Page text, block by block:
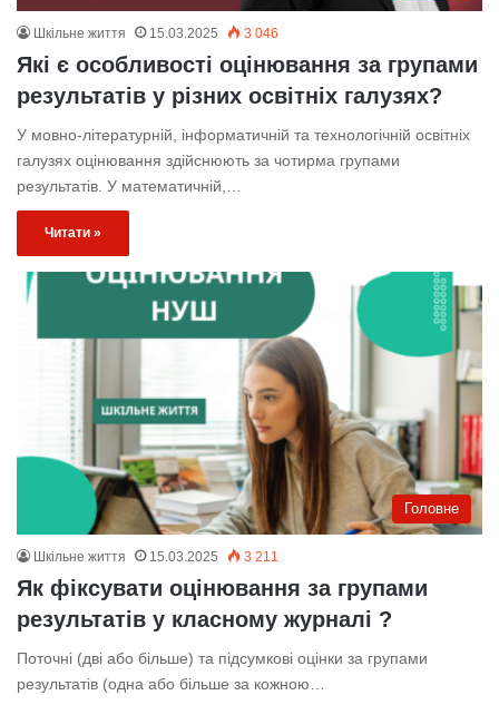
Шкільне життя 15.03.2025 3 046
Які є особливості оцінювання за групами
результатів у різних освітніх галузях?
У мовно-літературній, інформатичній та технологічній освітніх
галузях оцінювання здійснюють за чотирма групами
результатів. У математичній,…
Читати »
Головне
Шкільне життя 15.03.2025 3 211
Як фіксувати оцінювання за групами
результатів у класному журналі ?
Поточні (дві або більше) та підсумкові оцінки за групами
результатів (одна або більше за кожною…